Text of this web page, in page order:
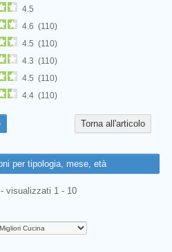
4.5
4.6 (110)
4.5 (110)
4.3 (110)
4.5 (110)
4.4 (110)
Torna all'articolo
per tipologia, mese, età
visualizzati 1 - 10